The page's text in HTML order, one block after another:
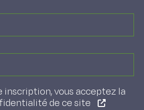
inscription, vous acceptez la
de ce site